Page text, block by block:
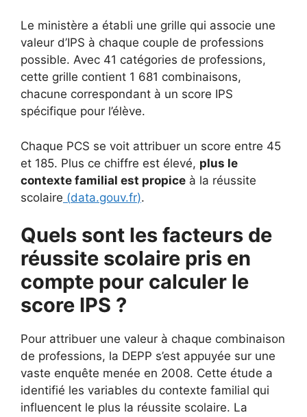
Le ministère a établi une grille qui associe une
valeur d’IPS à chaque couple de professions
possible. Avec 41 catégories de professions,
cette grille contient 1 681 combinaisons,
chacune correspondant à un score IPS
spécifique pour l’élève.
Chaque PCS se voit attribuer un score entre 45
et 185. Plus ce chiffre est élevé, plus le
contexte familial est propice à la réussite
scolaire (data.gouv.fr).
Quels sont les facteurs de
réussite scolaire pris en
compte pour calculer le
score IPS ?
Pour attribuer une valeur à chaque combinaison
de professions, la DEPP s’est appuyée sur une
vaste enquête menée en 2008. Cette étude a
identifié les variables du contexte familial qui
influencent le plus la réussite scolaire. La